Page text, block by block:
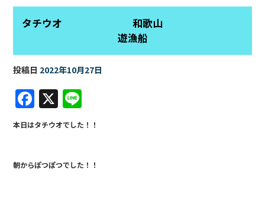
タチウオ 和歌山
遊漁船
投稿日 2022年10月27日
F
a
c
e
b
X
n
e
本日はタチウオでした！！
朝からぽつぽつでした！！